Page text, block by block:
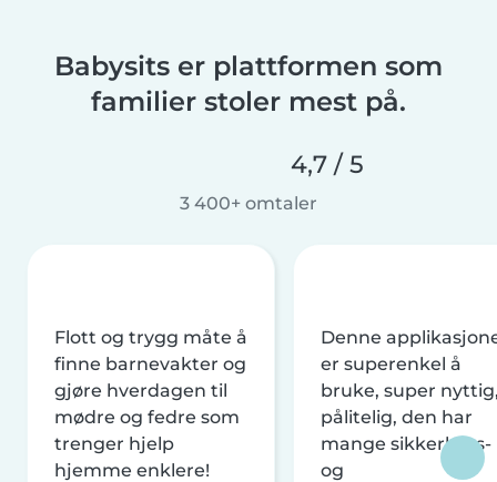
Babysits er plattformen som
familier stoler mest på.
4,7 / 5
3 400+ omtaler
Flott og trygg måte å
finne barnevakter og
gjøre hverdagen til
mødre og fedre som
trenger hjelp
hjemme enklere!
Denne
er superenkel å
bruke, super
pålitelig, den har
mange sikkerhets-
og